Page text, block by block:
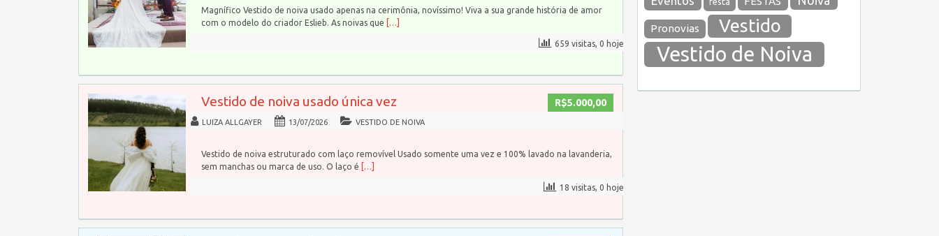
Magnífico Vestido de noiva usado apenas na cerimônia, novíssimo! Viva a sua grande história de amor
com o modelo do criador Eslieb. As noivas que […]
659 visitas, 0 hoje
R$5.000,00
Vestido de noiva usado única vez
LUIZA ALLGAYER 13/07/2026 VESTIDO DE NOIVA
Vestido de noiva estruturado com laço removível Usado somente uma vez e 100% lavado na lavanderia,
sem manchas ou marca de uso. O laço é […]
18 visitas, 0 hoje
Pronovias Vestido
Vestido de Noiva